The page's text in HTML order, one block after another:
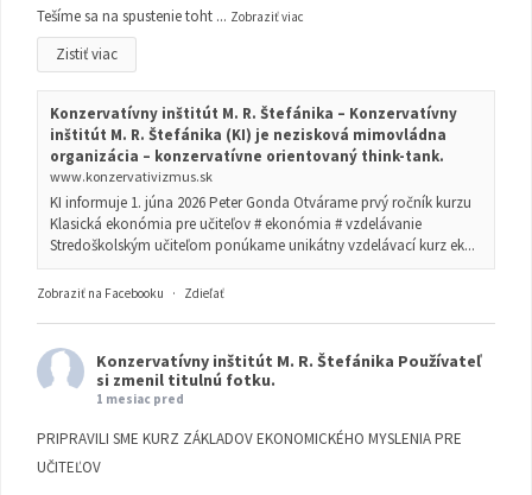
Tešíme sa na spustenie toht ... Zobraziť viac
Zistiť viac
Konzervatívny inštitút M. R. Štefánika – Konzervatívny
inštitút M. R. Štefánika (KI) je nezisková mimovládna
organizácia – konzervatívne orientovaný think-tank.
www.konzervativizmus.sk
KI informuje 1. júna 2026 Peter Gonda Otvárame prvý ročník kurzu
Klasická ekonómia pre učiteľov # ekonómia # vzdelávanie
Stredoškolským učiteľom ponúkame unikátny vzdelávací kurz ek...
Zobraziť na Facebooku · Zdieľať
Konzervatívny inštitút M. R. Štefánika Používateľ
si zmenil titulnú fotku.
1 mesiac pred
PRIPRAVILI SME KURZ ZÁKLADOV EKONOMICKÉHO MYSLENIA PRE
UČITEĽOV